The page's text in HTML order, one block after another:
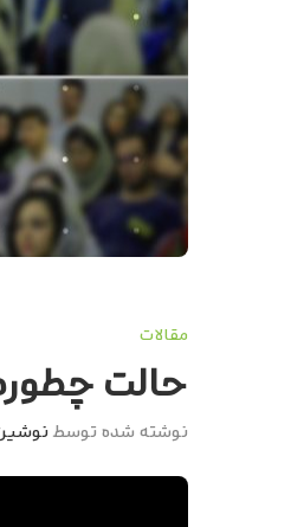
مقالات
حالت
نوشته شده توسط